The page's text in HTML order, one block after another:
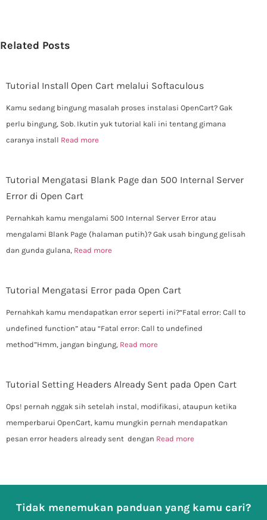
Related Posts
Tutorial Install Open Cart melalui Softaculous
Kamu sedang bingung masalah proses instalasi OpenCart? Gak
perlu bingung, Sob. Ikutin yuk tutorial kali ini tentang gimana
caranya install Read more
Tutorial Mengatasi Blank Page dan 500 Internal Server
Error di Open Cart
Pernahkah kamu mengalami 500 Internal Server Error atau
mengalami Blank Page (halaman putih)? Gak usah bingung gelisah
dan gunda gulana, Read more
Tutorial Mengatasi Error pada Open Cart
Pernahkah kamu mendapatkan error seperti ini?“Fatal error: Call to
undefined function” atau “Fatal error: Call to undefined
method”Hmm, jangan bingung, Read more
Tutorial Setting Headers Already Sent pada Open Cart
Ops! pernah nggak sih setelah instal, modifikasi, ataupun ketika
memperbarui OpenCart, kamu mungkin pernah mendapatkan
pesan error headers already sent dengan Read more
Tidak menemukan panduan yang kamu cari?